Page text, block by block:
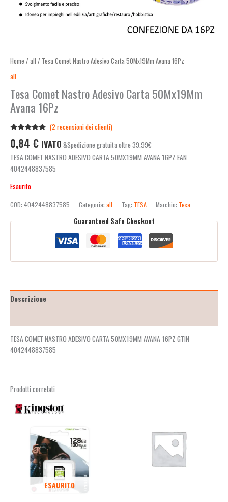
Home / all / Tesa Comet Nastro Adesivo Carta 50Mx19Mm Avana 16Pz
all
Tesa Comet Nastro Adesivo Carta 50Mx19Mm
Avana 16Pz
5.00su 5
su base di
recensioni
(2 recensioni dei clienti)
0,84 € IVATO &Spedizione gratuita oltre 39.99€
TESA COMET NASTRO ADESIVO CARTA 50MX19MM AVANA 16PZ EAN
4042448837585
Esaurito
COD: 4042448837585 Categoria: all Tag: TESA Marchio: Tesa
Guaranteed Safe Checkout
Descrizione
TESA COMET NASTRO ADESIVO CARTA 50MX19MM AVANA 16PZ GTIN
4042448837585
Prodotti correlati
ESAURITO